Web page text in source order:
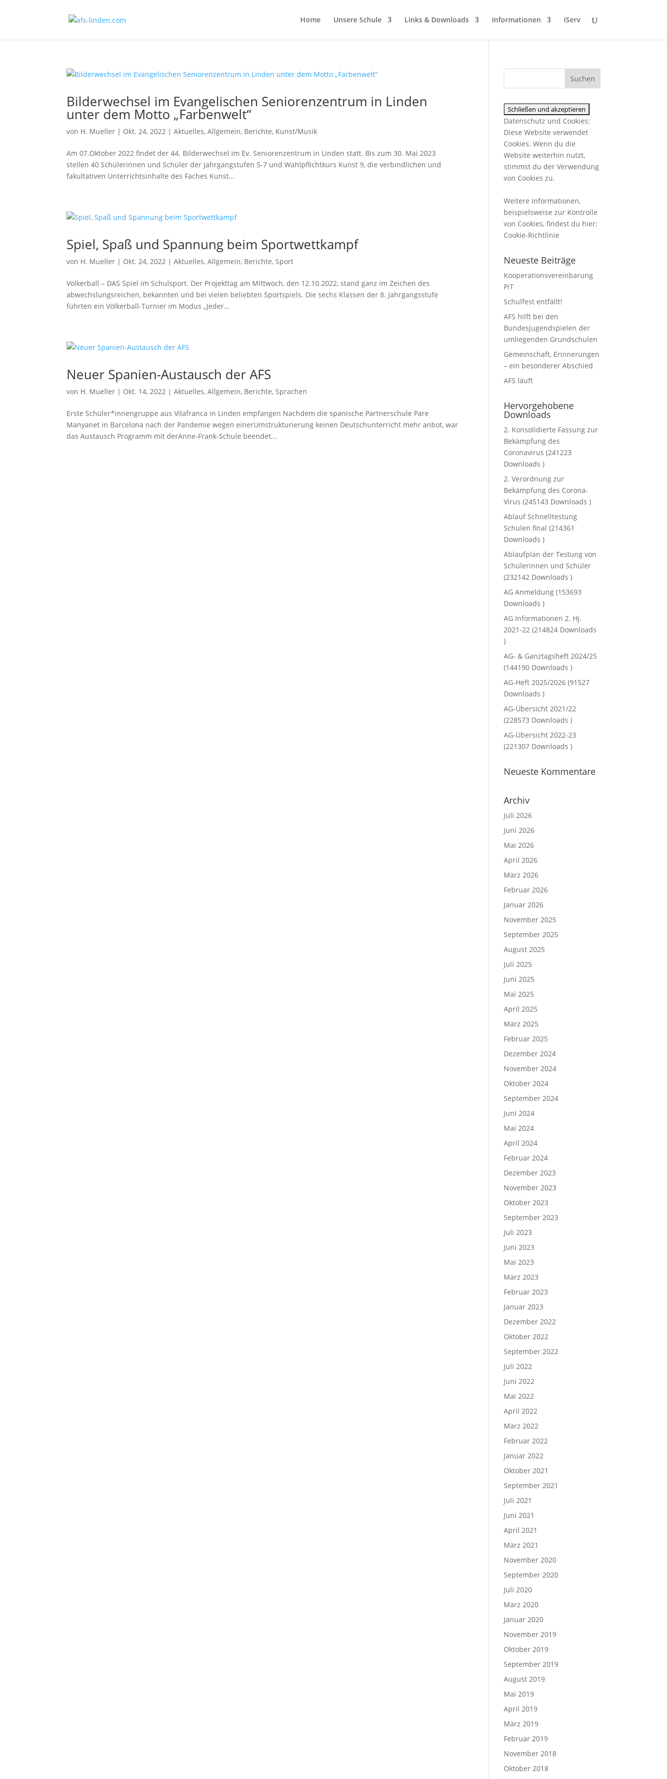
Home Unsere Schule Links & Downloads Informationen iServ
Bilderwechsel im Evangelischen Seniorenzentrum in Linden
unter dem Motto „Farbenwelt“
von H. Mueller | Okt. 24, 2022 |Aktuelles,Allgemein, Berichte, Kunst/Musik
Am 07.Oktober 2022 findet der 44. Bilderwechsel im Ev. Seniorenzentrum in Linden statt. Bis zum 30. Mai 2023
stellen 40 Schülerinnen und Schüler der Jahrgangstufen 5-7 und Wahlpflichtkurs Kunst 9, die verbindlichen und
fakultativen Unterrichtsinhalte des Faches Kunst...
Spiel, Spaß und Spannung beim Sportwettkampf
von H. Mueller | Okt. 24, 2022 |Aktuelles,Allgemein, Berichte,Sport
Völkerball – DAS Spiel im Schulsport. Der Projekttag am Mittwoch, den 12.10.2022, stand ganz im Zeichen des
abwechslungsreichen, bekannten und bei vielen beliebten Sportspiels. Die sechs Klassen der 8. Jahrgangsstufe
führten ein Völkerball-Turnier im Modus „Jeder...
Neuer Spanien-Austausch der AFS
von H. Mueller | Okt. 14, 2022 |Aktuelles,Allgemein, Berichte,Sprachen
Erste Schüler*innengruppe aus Vilafranca in Linden empfangen Nachdem die spanische Partnerschule Pare
Manyanet in Barcelona nach der Pandemie wegen einerUmstrukturierung keinen Deutschunterricht mehr anbot, war
das Austausch Programm mit derAnne-Frank-Schule beendet...
Datenschutz und Cookies:
Diese Website verwendet
Cookies. Wenn du die
Website weiterhin nutzt,
stimmst du der Verwendung
von Cookies zu.
Weitere Informationen,
beispielsweise zur Kontrolle
von Cookies, findest du hier:
Cookie-Richtlinie
Neueste Beiträge
Kooperationsvereinbarung
PiT
Schulfest entfällt!
AFS hilft bei den
Bundesjugendspielen der
umliegenden Grundschulen
Gemeinschaft, Erinnerungen
– ein besonderer Abschied
AFS läuft
Hervorgehobene
Downloads
2. Konsolidierte Fassung zur
Bekämpfung des
Coronavirus (241223
Downloads )
2. Verordnung zur
Bekämpfung des Corona-
Virus (245143 Downloads )
Ablauf Schnelltestung
Schulen final (214361
Downloads )
Ablaufplan der Testung von
Schülerinnen und Schüler
(232142 Downloads )
AG Anmeldung (153693
Downloads )
AG Informationen 2. Hj.
2021-22 (214824 Downloads
)
AG- & Ganztagsheft 2024/25
(144190 Downloads )
AG-Heft 2025/2026 (91527
Downloads )
AG-Übersicht 2021/22
(228573 Downloads )
AG-Übersicht 2022-23
(221307 Downloads )
Neueste Kommentare
Archiv
Juli 2026
Juni 2026
Mai 2026
April 2026
März 2026
Februar 2026
Januar 2026
November 2025
September 2025
August 2025
Juli 2025
Juni 2025
Mai 2025
April 2025
März 2025
Februar 2025
Dezember 2024
November 2024
Oktober 2024
September 2024
Juni 2024
Mai 2024
April 2024
Februar 2024
Dezember 2023
November 2023
Oktober 2023
September 2023
Juli 2023
Juni 2023
Mai 2023
März 2023
Februar 2023
Januar 2023
Dezember 2022
Oktober 2022
September 2022
Juli 2022
Juni 2022
Mai 2022
April 2022
März 2022
Februar 2022
Januar 2022
Oktober 2021
September 2021
Juli 2021
Juni 2021
April 2021
März 2021
November 2020
September 2020
Juli 2020
März 2020
Januar 2020
November 2019
Oktober 2019
September 2019
August 2019
Mai 2019
April 2019
März 2019
Februar 2019
November 2018
Oktober 2018